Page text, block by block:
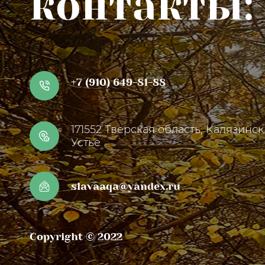
+7 (910) 649-81-88
171552 Тверская область,
Устье
slavaaqa@yandex.ru
Copyright © 2022